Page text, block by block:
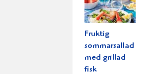
Fruktig
sommarsallad
med grillad
fisk